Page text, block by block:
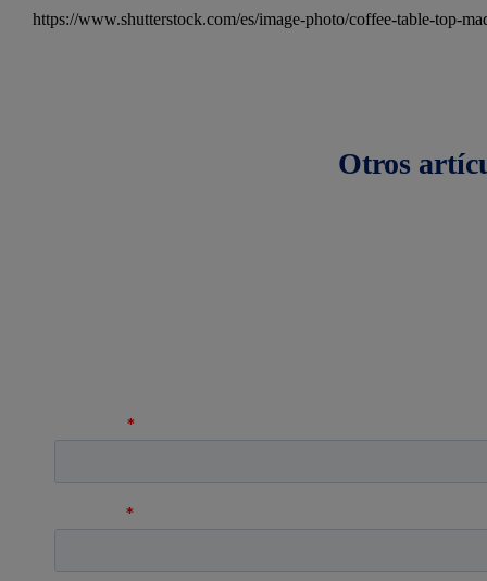
https://www.shutterstock.com/es/image-photo/coffee-table-top-
Otros